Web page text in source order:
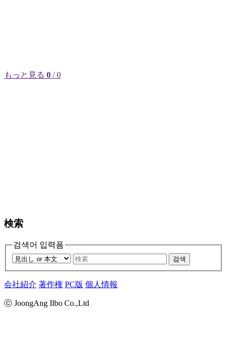
もっと見る 0 / 0
検索
검색어 입력폼
검색
会社紹介 著作権 PC版 個人情報
ⓒ JoongAng Ilbo Co.,Ltd